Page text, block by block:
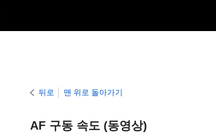
뒤로 맨 위로 돌아가기
AF 구동 속도 (동영상)